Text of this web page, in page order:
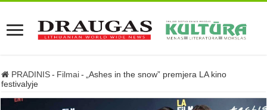
PRADINIS - Filmai - „Ashes in the snow” premjera LA kino
festivalyje